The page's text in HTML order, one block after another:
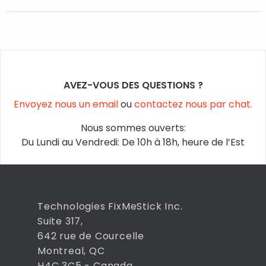
Yes, but it won’t be able to fetch the latest malware
AVEZ-VOUS DES QUESTIONS ?
Envoyez nous un emailoucontactez nous par chat.
Nous sommes ouverts:
Du Lundi au Vendredi: De 10h à 18h, heure de l’Est
Technologies FixMeStick Inc.
Suite 317,
642 rue de Courcelle
Montreal, QC